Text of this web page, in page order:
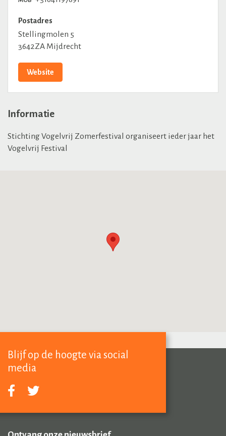
Postadres
Stellingmolen 5
3642ZA Mijdrecht
Website
Informatie
Stichting Vogelvrij Zomerfestival organiseert ieder jaar het
Vogelvrij Festival
Blijf op de hoogte via social
media